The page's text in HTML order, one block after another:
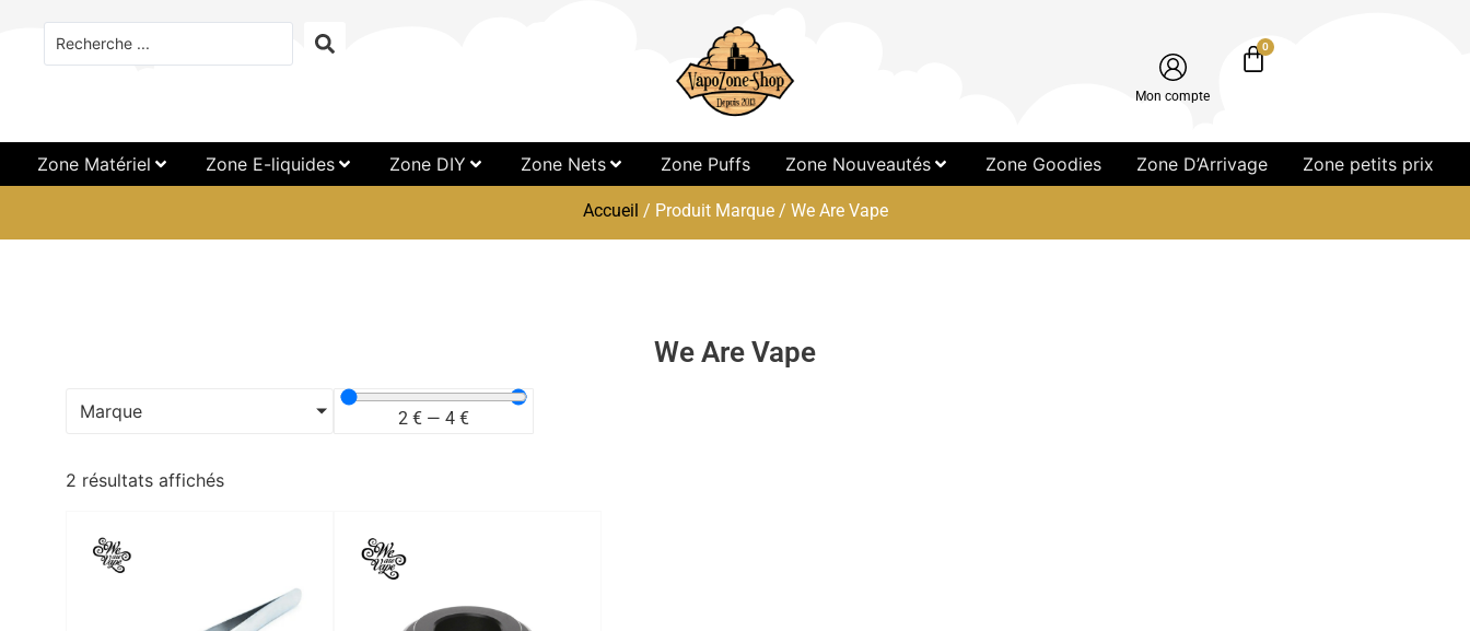
Mon compte
0
Zone Matériel Zone E-liquides Zone DIY Zone Nets Zone Puffs Zone Nouveautés Zone Goodies Zone D’Arrivage Zone petits prix
Accueil / Produit Marque / We Are Vape
We Are Vape
Marque 2 € —4 €
2 résultats affichés